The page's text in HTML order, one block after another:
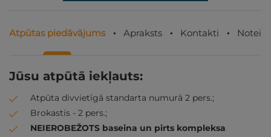
Atpūtas piedāvājums Apraksts Kontakti
Jūsu atpūtā iekļauts:
Atpūta divvietīgā standarta numurā 2 pers.;
Brokastis - 2 pers.;
NEIEROBEŽOTS baseina un pirts kompleksa